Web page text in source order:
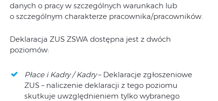
danych o pracy w szczególnych warunkach lub
o szczególnym charakterze pracownika/pracowników.
Deklaracja ZUS ZSWA dostępna jest z dwóch
poziomów:
Płace i Kadry / Kadry– Deklaracje zgłoszeniowe
ZUS – naliczenie deklaracji z tego poziomu
skutkuje uwzględnieniem tylko wybranego